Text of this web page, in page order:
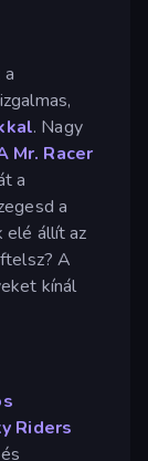
. Nagy
Mr. Racer
a
a
elé állít az
A
kínál
Riders